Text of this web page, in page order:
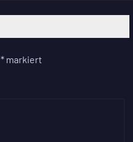
*markiert